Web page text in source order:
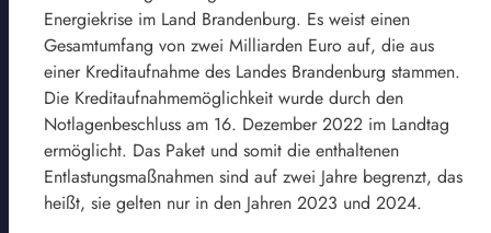
Energiekrise im Land Brandenburg. Es weist einen
Gesamtumfang von zwei Milliarden Euro auf, die aus
einer Kreditaufnahme des Landes Brandenburg stammen.
Die Kreditaufnahmemöglichkeit wurde durch den
Notlagenbeschluss am 16. Dezember 2022 im Landtag
ermöglicht. Das Paket und somit die enthaltenen
Entlastungsmaßnahmen sind auf zwei Jahre begrenzt, das
heißt, sie gelten nur in den Jahren 2023 und 2024.